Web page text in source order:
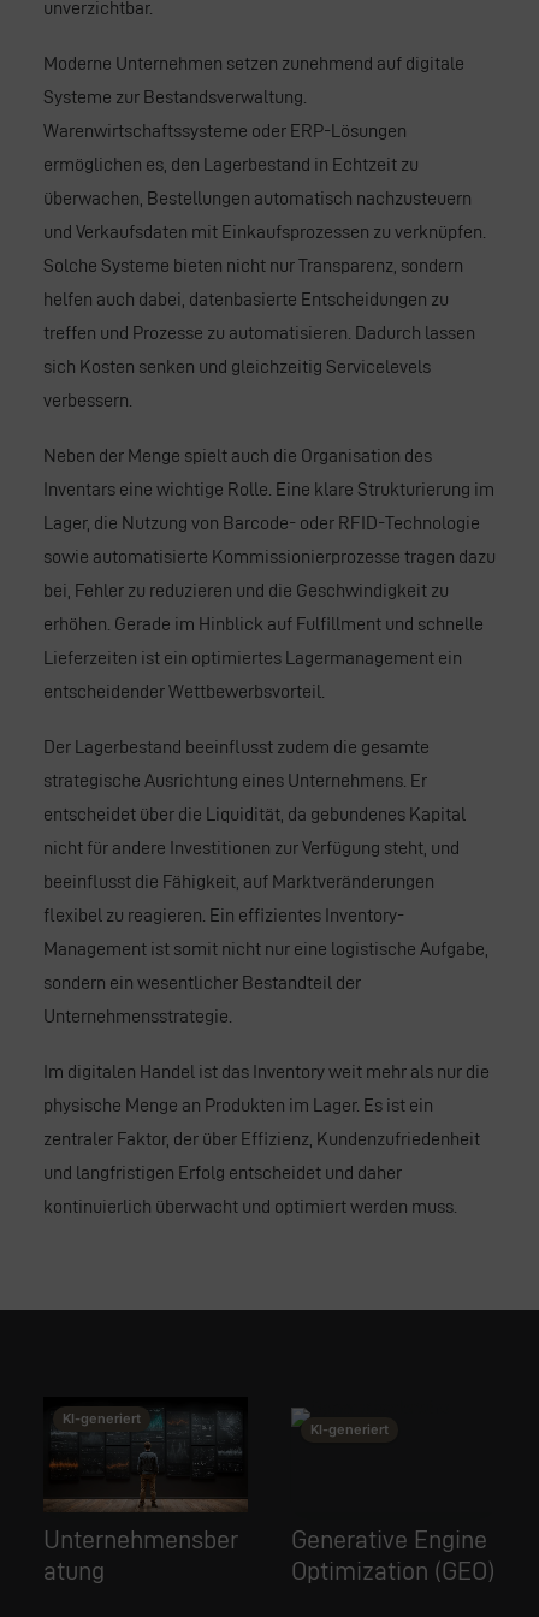
unverzichtbar.
Moderne Unternehmen setzen zunehmend auf digitale
Systeme zur Bestandsverwaltung.
Warenwirtschaftssysteme oder ERP-Lösungen
ermöglichen es, den Lagerbestand in Echtzeit zu
überwachen, Bestellungen automatisch nachzusteuern
und Verkaufsdaten mit Einkaufsprozessen zu verknüpfen.
Solche Systeme bieten nicht nur Transparenz, sondern
helfen auch dabei, datenbasierte Entscheidungen zu
treffen und Prozesse zu automatisieren. Dadurch lassen
sich Kosten senken und gleichzeitig Servicelevels
verbessern.
Neben der Menge spielt auch die Organisation des
Inventars eine wichtige Rolle. Eine klare Strukturierung im
Lager, die Nutzung von Barcode- oder RFID-Technologie
sowie automatisierte Kommissionierprozesse tragen dazu
bei, Fehler zu reduzieren und die Geschwindigkeit zu
erhöhen. Gerade im Hinblick auf Fulfillment und schnelle
Lieferzeiten ist ein optimiertes Lagermanagement ein
entscheidender Wettbewerbsvorteil.
Der Lagerbestand beeinflusst zudem die gesamte
strategische Ausrichtung eines Unternehmens. Er
entscheidet über die Liquidität, da gebundenes Kapital
nicht für andere Investitionen zur Verfügung steht, und
beeinflusst die Fähigkeit, auf Marktveränderungen
flexibel zu reagieren. Ein effizientes Inventory-
Management ist somit nicht nur eine logistische Aufgabe,
sondern ein wesentlicher Bestandteil der
Unternehmensstrategie.
Im digitalen Handel ist das Inventory weit mehr als nur die
physische Menge an Produkten im Lager. Es ist ein
zentraler Faktor, der über Effizienz, Kundenzufriedenheit
und langfristigen Erfolg entscheidet und daher
kontinuierlich überwacht und optimiert werden muss.
KI-generiert
Unternehmensber
atung
KI-generiert
Generative Engine
Optimization (GEO)